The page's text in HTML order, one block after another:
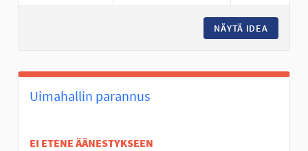
NÄYTÄ IDEA
Uimahallin parannus
EI ETENE ÄÄNESTYKSEEN